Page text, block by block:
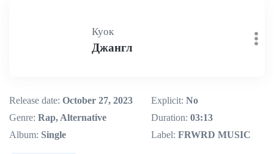
Куок
Джангл
Release date: October 27, 2023
Genre: Rap, Alternative
Album: Single
Explicit: No
Duration: 03:13
Label: FRWRD MUSIC